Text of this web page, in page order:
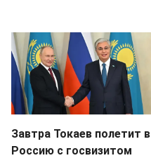
Завтра Токаев полетит в
Россию с госвизитом